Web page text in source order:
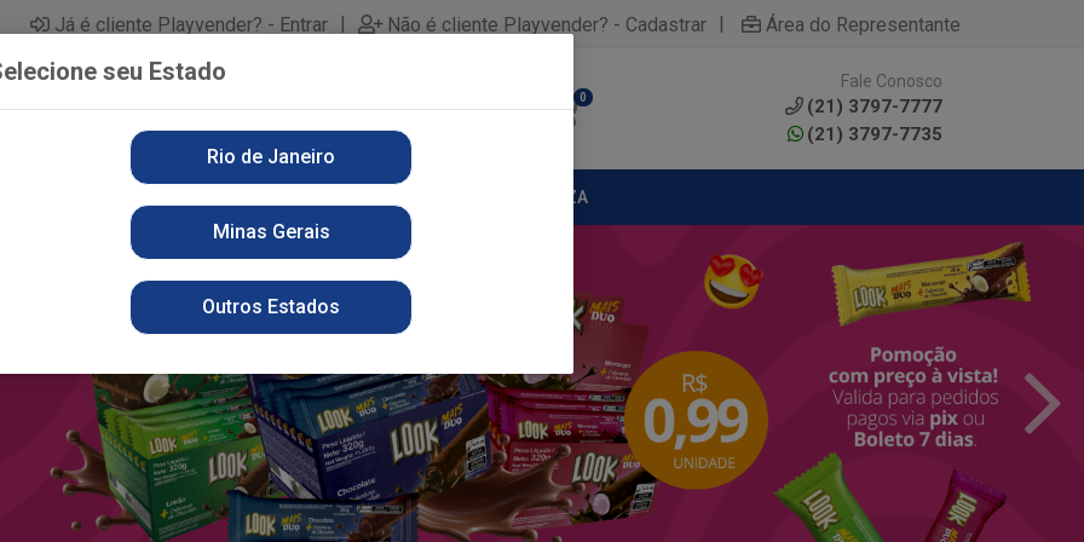
Já é cliente Playvender? - Entrar | Não é cliente Playvender? - Cadastrar | Área do Representante
0
Fale Conosco
(21) 3797-7777
(21) 3797-7735
LIMPEZA
seu Estado
Rio de Janeiro
Minas Gerais
Outros Estados